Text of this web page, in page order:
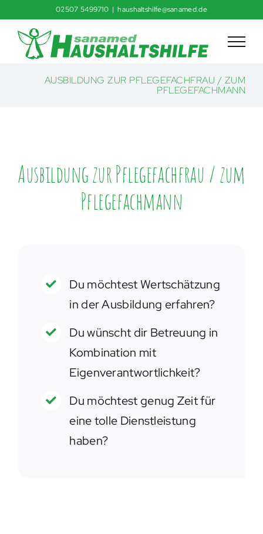
content
02507 5499710 | haushaltshilfe@sanamed.de
AUSBILDUNG ZUR PFLEGEFACHFRAU / ZUM
PFLEGEFACHMANN
Ausbildung zur Pflegefachfrau / zum
Pflegefachmann
Du möchtest Wertschätzung
in der Ausbildung erfahren?
Du wünscht dir Betreuung in
Kombination mit
Eigenverantwortlichkeit?
Du möchtest genug Zeit für
eine tolle Dienstleistung
haben?